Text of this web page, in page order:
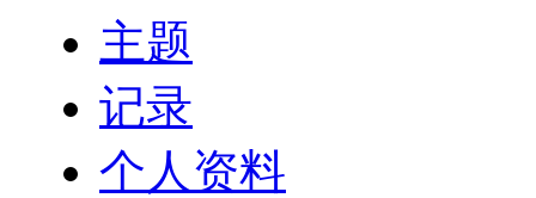
主题
记录
个人资料